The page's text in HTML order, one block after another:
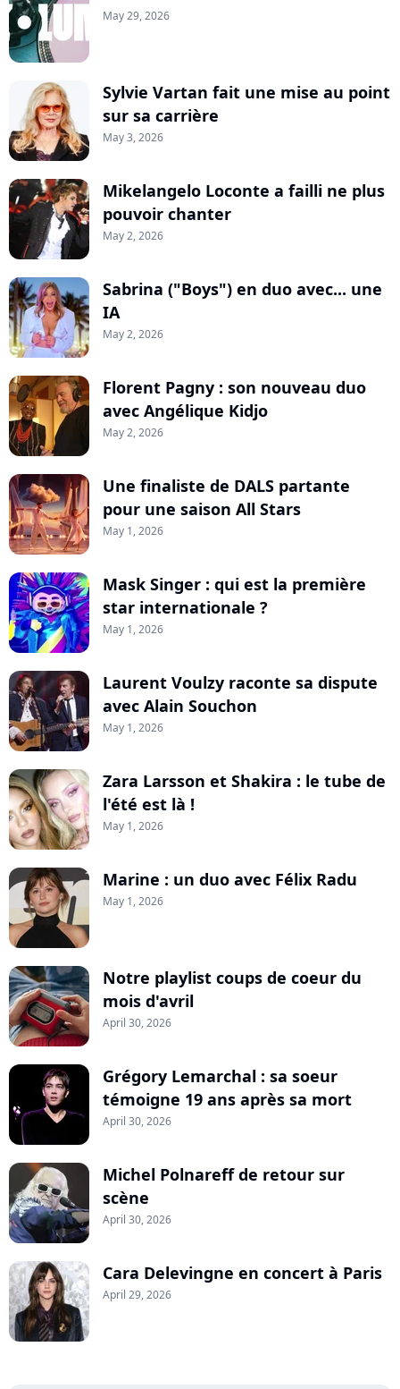
May 29, 2026
Sylvie Vartan fait une mise au point
sur sa carrière
May 3, 2026
Mikelangelo Loconte a failli ne plus
pouvoir chanter
May 2, 2026
Sabrina ("Boys") en duo avec... une
IA
May 2, 2026
Florent Pagny : son nouveau duo
avec Angélique Kidjo
May 2, 2026
Une finaliste de DALS partante
pour une saison All Stars
May 1, 2026
Mask Singer : qui est la première
star internationale ?
May 1, 2026
Laurent Voulzy raconte sa dispute
avec Alain Souchon
May 1, 2026
Zara Larsson et Shakira : le tube de
l'été est là !
May 1, 2026
Marine : un duo avec Félix Radu
May 1, 2026
Notre playlist coups de coeur du
mois d'avril
April 30, 2026
Grégory Lemarchal : sa soeur
témoigne 19 ans après sa mort
April 30, 2026
Michel Polnareff de retour sur
scène
April 30, 2026
Cara Delevingne en concert à Paris
April 29, 2026